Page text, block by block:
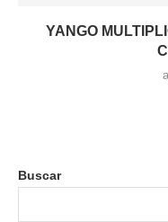
YANGO
Buscar